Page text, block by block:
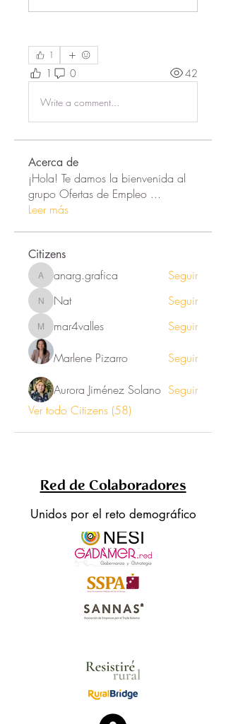
1
1 0 42
Write a comment...
Acerca de
¡Hola! Te damos la bienvenida al
grupo Ofertas de Empleo ...
Leer más
Citizens
anarg.grafica
anarg.grafica Seguir
NatNat Seguir
mar4valles
mar4valles Seguir
Marlene Pizarro Seguir
Aurora Jiménez Solano Seguir
Ver todo Citizens (58)
Red de Colaboradores
Unidos por el reto demográfico